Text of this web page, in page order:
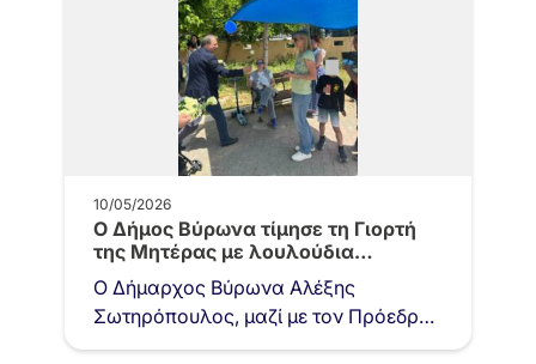
10/05/2026
Ο Δήμος Βύρωνα τίμησε τη Γιορτή
της Μητέρας με λουλούδια…
Ο Δήμαρχος Βύρωνα Αλέξης
Σωτηρόπουλος, μαζί με τον Πρόεδρο
του Δημοτικού Συμβουλίου Νεκτάριο